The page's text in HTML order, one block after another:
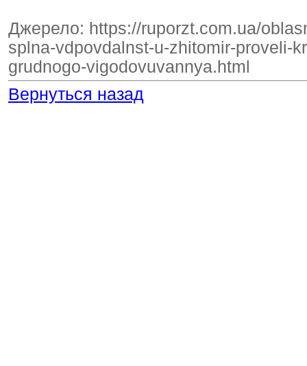
Джерело: https://ruporzt.com.ua/
splna-vdpovdalnst-u-zhitomir-proveli-
grudnogo-vigodovuvannya.html
Вернуться назад